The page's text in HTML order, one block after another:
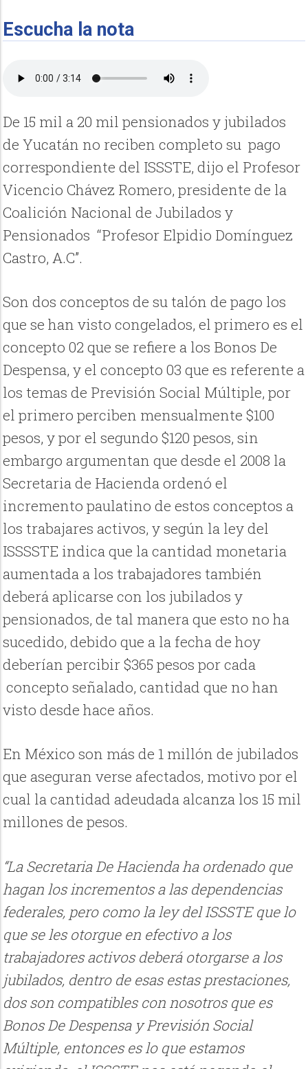
Escucha la nota
De 15 mil a 20 mil pensionados y jubilados
de Yucatán no reciben completo su pago
correspondiente del ISSSTE, dijo el Profesor
Vicencio Chávez Romero, presidente de la
Coalición Nacional de Jubilados y
Pensionados “Profesor Elpidio Domínguez
Castro, A.C”.
Son dos conceptos de su talón de pago los
que se han visto congelados, el primero es el
concepto 02 que se refiere a los Bonos De
Despensa, y el concepto 03 que es referente a
los temas de Previsión Social Múltiple, por
el primero perciben mensualmente $100
pesos, y por el segundo $120 pesos, sin
embargo argumentan que desde el 2008 la
Secretaria de Hacienda ordenó el
incremento paulatino de estos conceptos a
los trabajares activos, y según la ley del
ISSSSTE indica que la cantidad monetaria
aumentada a los trabajadores también
deberá aplicarse con los jubilados y
pensionados, de tal manera que esto no ha
sucedido, debido que a la fecha de hoy
deberían percibir $365 pesos por cada
concepto señalado, cantidad que no han
visto desde hace años.
En México son más de 1 millón de jubilados
que aseguran verse afectados, motivo por el
cual la cantidad adeudada alcanza los 15 mil
millones de pesos.
“La Secretaria De Hacienda ha ordenado que
hagan los incrementos a las dependencias
federales, pero como la ley del ISSSTE que lo
que se les otorgue en efectivo a los
trabajadores activos deberá otorgarse a los
jubilados, dentro de esas estas prestaciones,
dos son compatibles con nosotros que es
Bonos De Despensa y Previsión Social
Múltiple, entonces es lo que estamos